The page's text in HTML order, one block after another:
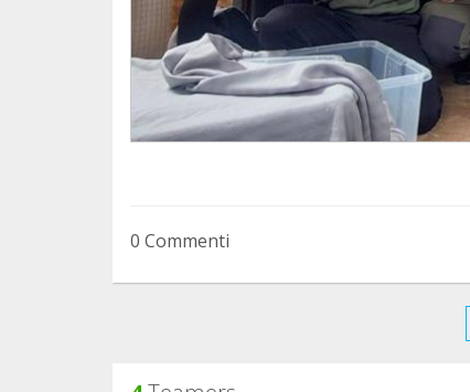
0 Commenti